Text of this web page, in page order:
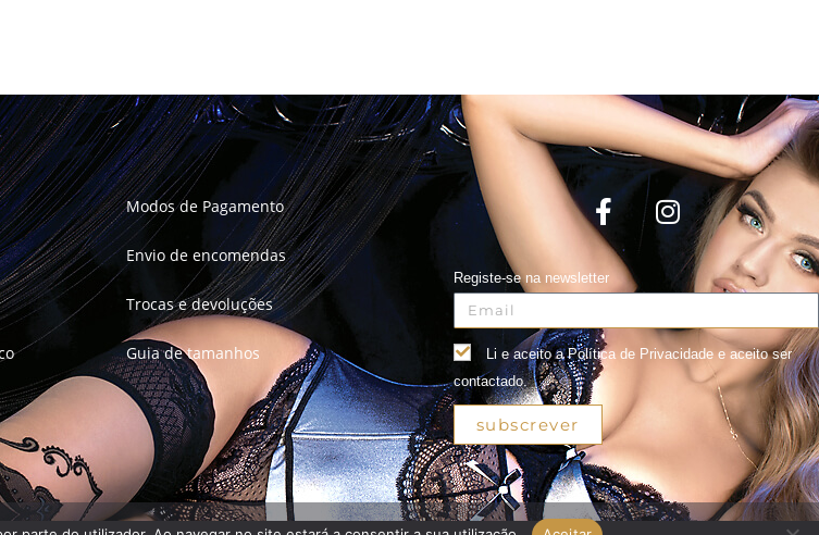
Modos de Pagamento
Envio de encomendas
Trocas e devoluções
Guia de tamanhos
Registe-se na newsletter
Li e aceito a Política de Privacidade e aceito ser
contactado.
subscrever